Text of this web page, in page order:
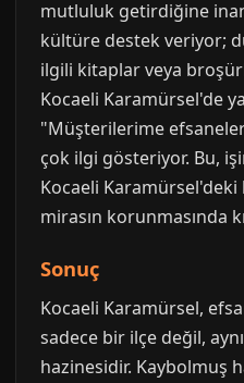
mutluluk getirdiğine
kültüre destek veriyor;
ilgili kitaplar veya
Kocaeli Karamürsel'de
"Müşterilerime
çok ilgi gösteriyor. Bu,
Kocaeli
mirasın korunmasında
Sonuç
Kocaeli Karamürsel,
sadece bir ilçe değil,
hazinesidir. Kaybolmuş